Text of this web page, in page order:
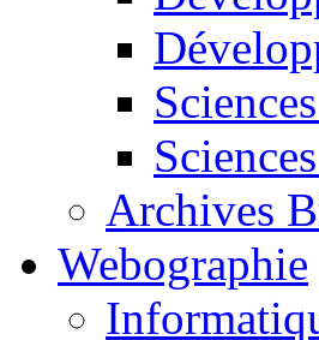
Archives
Webographie